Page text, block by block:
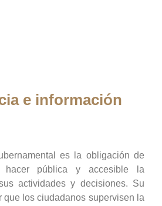
e información
es la obligación de
hacer pública y accesible la
actividades y decisiones. Su
que los ciudadanos supervisen la